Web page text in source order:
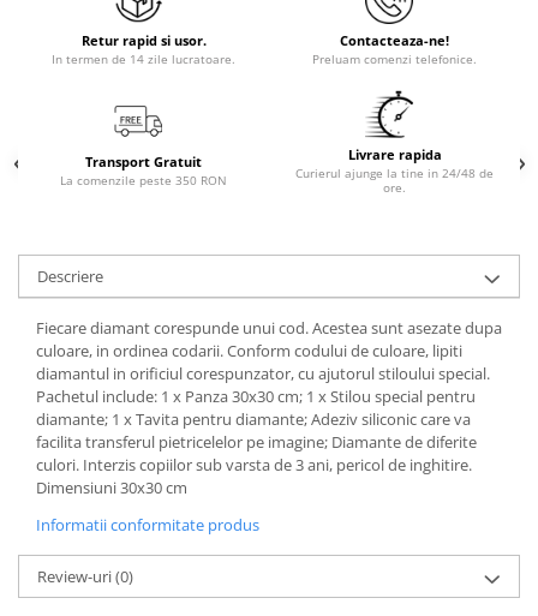
Retur rapid si usor.
In termen de 14 zile lucratoare.
Contacteaza-ne!
Preluam comenzi telefonice.
Transport Gratuit
La comenzile peste 350 RON
Livrare rapida
Curierul ajunge la tine in 24/48 de
ore.
Descriere
Fiecare diamant corespunde unui cod. Acestea sunt asezate dupa
culoare, in ordinea codarii. Conform codului de culoare, lipiti
diamantul in orificiul corespunzator, cu ajutorul stiloului special.
Pachetul include: 1 x Panza 30x30 cm; 1 x Stilou special pentru
diamante; 1 x Tavita pentru diamante; Adeziv siliconic care va
facilita transferul pietricelelor pe imagine; Diamante de diferite
culori. Interzis copiilor sub varsta de 3 ani, pericol de inghitire.
Dimensiuni 30x30 cm
Informatii conformitate produs
Review-uri(0)